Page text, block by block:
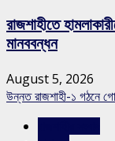
রাজশাহীতে
মানববন্ধন
August 5, 2026
উন্নত রাজশাহী-১ গঠনে